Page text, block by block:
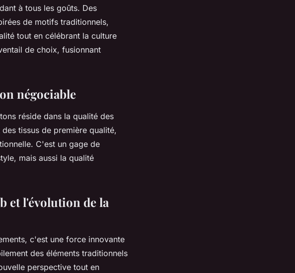
à tous les goûts. Des
de motifs traditionnels,
tout en célébrant la culture
de choix, fusionnant
négociable
réside dans la qualité des
tissus de première qualité,
C'est un gage de
mais aussi la qualité
et l'évolution de la
c'est une force innovante
des éléments traditionnels
perspective tout en